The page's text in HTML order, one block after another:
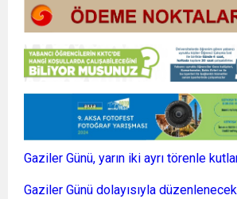
Gaziler Günü, yarın iki ayrı törenle
Gaziler Günü dolayısıyla